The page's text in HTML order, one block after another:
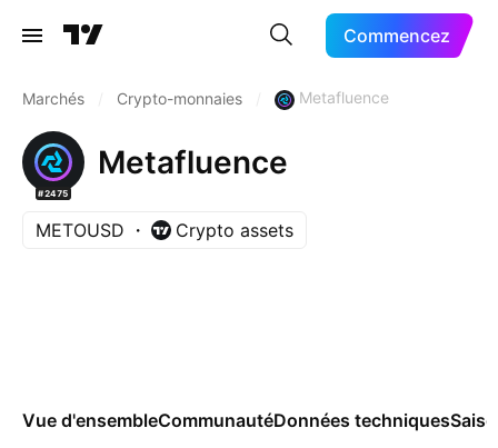
Commencez
Marchés Crypto-monnaies Metafluence
#2475
Metafluence
METOUSD Crypto assets
Vue d'ensembleCommunautéDonnées techniques